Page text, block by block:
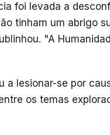
foi levada a
tinham um abrigo
"A
a lesionar-se por
os temas